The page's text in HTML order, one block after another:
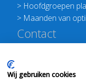
> Hoofdgroepen
> Maanden van
Contact
E:
Wij gebruiken cookies